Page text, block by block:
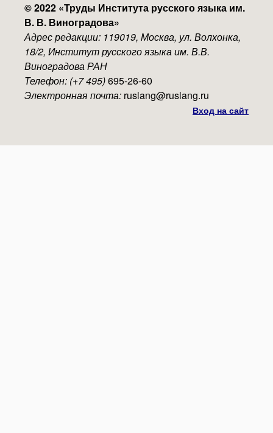
© 2022 «Труды Института русского языка им.
В. В. Виноградова»
Адрес редакции: 119019, Москва, ул. Волхонка,
18/2, Институт русского языка им. В.В.
Виноградова РАН
Телефон: (+7 495)695-26-60
Электронная почта: ruslang@ruslang.ru
Вход на сайт